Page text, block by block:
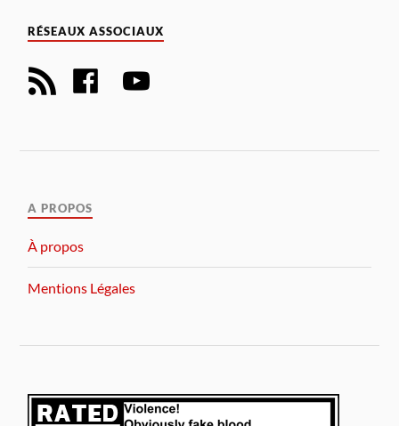
RÉSEAUX ASSOCIAUX
A PROPOS
À propos
Mentions Légales